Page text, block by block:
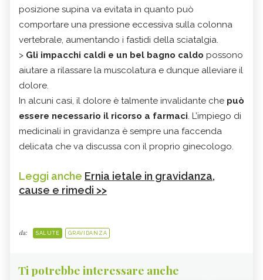
posizione supina va evitata in quanto può
comportare una pressione eccessiva sulla colonna
vertebrale, aumentando i fastidi della sciatalgia.
> Gli impacchi caldi e un bel bagno caldo possono
aiutare a rilassare la muscolatura e dunque alleviare il
dolore.
In alcuni casi, il dolore è talmente invalidante che può
essere necessario il ricorso a farmaci. L’impiego di
medicinali in gravidanza è sempre una faccenda
delicata che va discussa con il proprio ginecologo.
Leggi anche Ernia ietale in gravidanza,
cause e rimedi >>
da: SALUTE GRAVIDANZA
Ti potrebbe interessare anche